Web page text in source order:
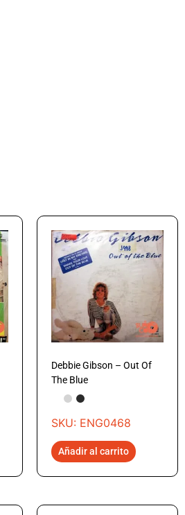
Debbie Gibson – Out Of
The Blue
SKU: ENG0468
Añadir al carrito